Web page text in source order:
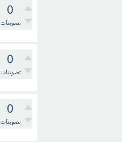
0
تصويتات
0
تصويتات
0
تصويتات